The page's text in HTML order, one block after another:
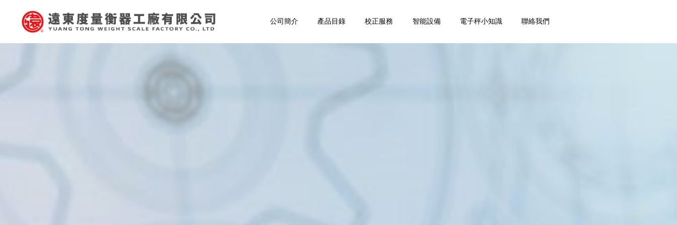
公司簡介 產品目錄 校正服務 智能設備 電子秤小知識 聯絡我們